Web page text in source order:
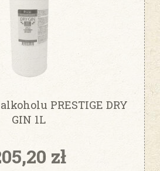
PRESTIGE DRY
GIN 1L
zł